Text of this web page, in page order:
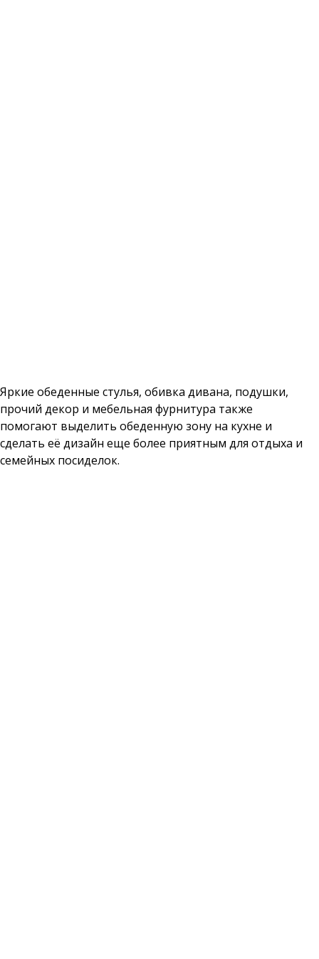
Яркие обеденные стулья, обивка дивана, подушки,
прочий декор и мебельная фурнитура также
помогают выделить обеденную зону на кухне и
сделать её дизайн еще более приятным для отдыха и
семейных посиделок.